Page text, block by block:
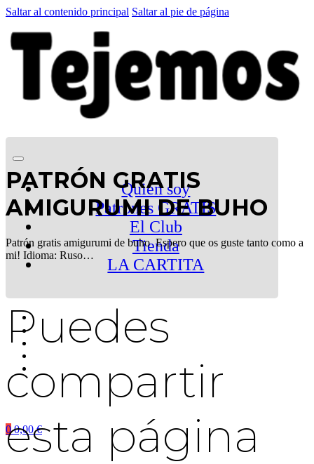
Saltar al contenido principal Saltar al pie de página
Quien soy
Patrones GRATIS
El Club
Tienda
LA CARTITA
0 0,00€
PATRÓN GRATIS
AMIGURUMI DE BUHO
Patrón gratis amigurumi de buho Espero que os guste tanto como a
mi! Idioma: Ruso…
Puedes
compartir
esta página